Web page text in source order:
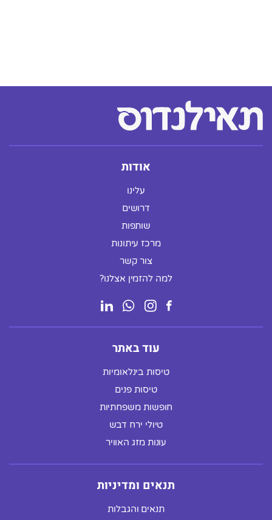
אודות
עלינו
דרושים
שותפות
מרכז עיתונות
צור קשר
למה להזמין אצלנו?
עוד באתר
טיסות בינלאומיות
טיסות פנים
חופשות משפחתיות
טיולי ירח דבש
עונות מזג האוויר
תנאים ומדיניות
תנאים והגבלות